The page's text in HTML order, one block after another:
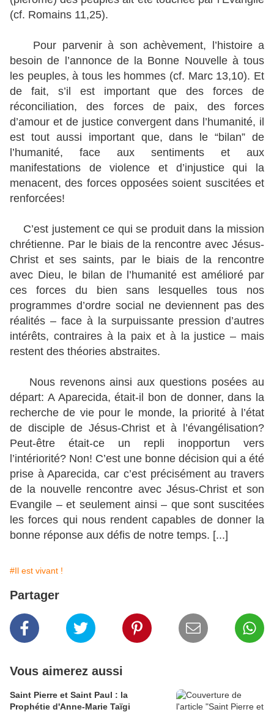
(cf. Romains 11,25).
Pour parvenir à son achèvement, l’histoire a
besoin de l’annonce de la Bonne Nouvelle à tous
les peuples, à tous les hommes (cf. Marc 13,10). Et
de fait, s’il est important que des forces de
réconciliation, des forces de paix, des forces
d’amour et de justice convergent dans l’humanité, il
est tout aussi important que, dans le “bilan” de
l’humanité, face aux sentiments et aux
manifestations de violence et d’injustice qui la
menacent, des forces opposées soient suscitées et
renforcées!
C’est justement ce qui se produit dans la mission
chrétienne. Par le biais de la rencontre avec Jésus-
Christ et ses saints, par le biais de la rencontre
avec Dieu, le bilan de l’humanité est amélioré par
ces forces du bien sans lesquelles tous nos
programmes d’ordre social ne deviennent pas des
réalités – face à la surpuissante pression d’autres
intérêts, contraires à la paix et à la justice – mais
restent des théories abstraites.
Nous revenons ainsi aux questions posées au
départ: A Aparecida, était-il bon de donner, dans la
recherche de vie pour le monde, la priorité à l’état
de disciple de Jésus-Christ et à l’évangélisation?
Peut-être était-ce un repli inopportun vers
l’intériorité? Non! C’est une bonne décision qui a été
prise à Aparecida, car c’est précisément au travers
de la nouvelle rencontre avec Jésus-Christ et son
Evangile – et seulement ainsi – que sont suscitées
les forces qui nous rendent capables de donner la
bonne réponse aux défis de notre temps. [...]
#Il est vivant !
Partager
Vous aimerez aussi
Saint Pierre et Saint Paul : la
Prophétie d'Anne-Marie Taïgi